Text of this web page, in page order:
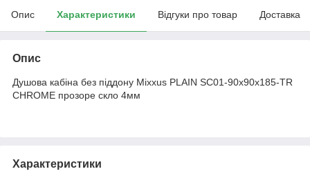
Опис Характеристики Відгуки про товар Доставка
Опис
Душова кабіна без піддону Mixxus PLAIN SC01-90x90x185-TR
CHROME прозоре скло 4мм
Характеристики